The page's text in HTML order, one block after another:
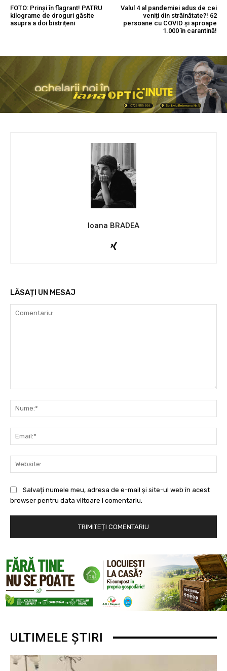
FOTO: Prinși în flagrant! PATRU
kilograme de droguri găsite
asupra a doi bistrițeni
Valul 4 al pandemiei adus de cei
veniți din străinătate?! 62
persoane cu COVID și aproape
1.000 în carantină!
Ioana BRADEA
LĂSAȚI UN MESAJ
Salvați numele meu, adresa de e-mail și site-ul web în acest
browser pentru data viitoare i comentariu.
ULTIMELE ȘTIRI